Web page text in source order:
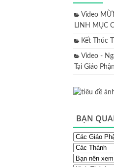
Video
LINH MỤC
Kết Thúc
Video -
Tại Giáo
BẠN